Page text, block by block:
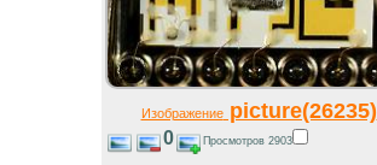
Изображениеpicture(26235)
0 Просмотров 2903